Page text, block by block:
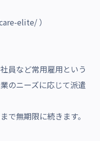
elite/ ）
員など常用雇用という
のニーズに応じて派遣
で無期限に続きます。